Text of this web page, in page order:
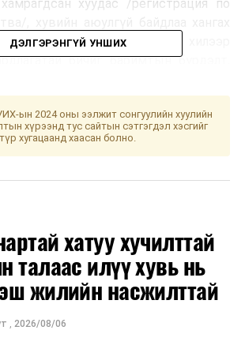
хуудас /регистрация по
хаалт, бээлий/ зэрэг улсын хилээр
бичиг баримтын бүрдэлт,
ОХУ-д суугаа Элчин сайдын яам
ухааны яамны Төрийн нарийн
Д.Батбаатарыг томиллоо
чиглэлийн тусгай үүргийн
ДЭЛГЭРЭНГҮЙ УНШИХ
ын 2024 оны ээлжит сонгуулийн хуулийн
хүрээнд тус сайтын сэтгэгдэл хэсгийг
түр хугацаанд хаасан болно.
хатуу хучилттай
талаас илүү хувь нь
жилийн насжилттай
, 2026/08/06